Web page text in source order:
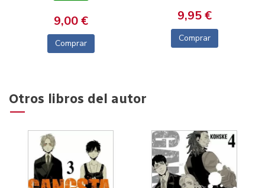
9,00 €
Comprar
9,95 €
Comprar
Otros libros del autor